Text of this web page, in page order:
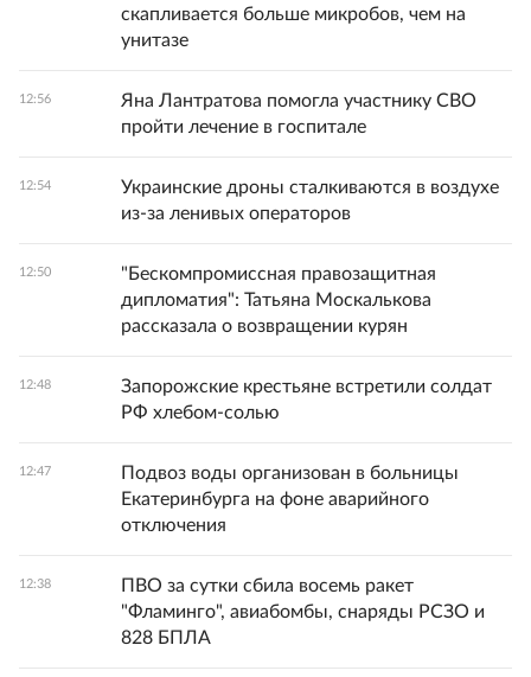
скапливается больше микробов, чем на
унитазе
12:56
Яна Лантратова помогла участнику СВО
пройти лечение в госпитале
12:54
Украинские дроны сталкиваются в воздухе
из-за ленивых операторов
12:50
"Бескомпромиссная правозащитная
дипломатия": Татьяна Москалькова
рассказала о возвращении курян
12:48
Запорожские крестьяне встретили солдат
РФ хлебом-солью
12:47
Подвоз воды организован в больницы
Екатеринбурга на фоне аварийного
отключения
12:38
ПВО за сутки сбила восемь ракет
"Фламинго", авиабомбы, снаряды РСЗО и
828 БПЛА